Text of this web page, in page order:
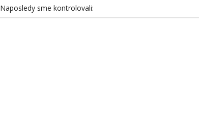
Naposledy sme kontrolovali: